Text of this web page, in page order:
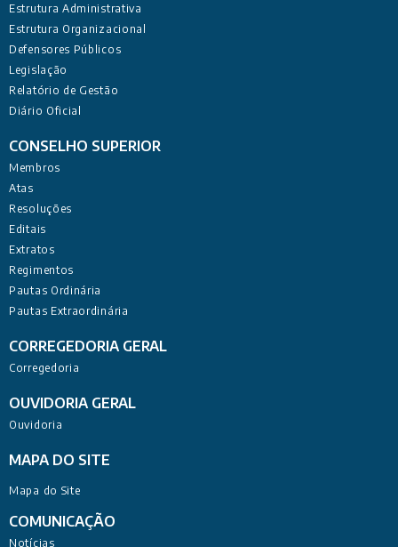
Estrutura Administrativa
Estrutura Organizacional
Defensores Públicos
Legislação
Relatório de Gestão
Diário Oficial
CONSELHO SUPERIOR
Membros
Atas
Resoluções
Editais
Extratos
Regimentos
Pautas Ordinária
Pautas Extraordinária
CORREGEDORIA GERAL
Corregedoria
OUVIDORIA GERAL
Ouvidoria
MAPA DO SITE
Mapa do Site
COMUNICAÇÃO
Notícias